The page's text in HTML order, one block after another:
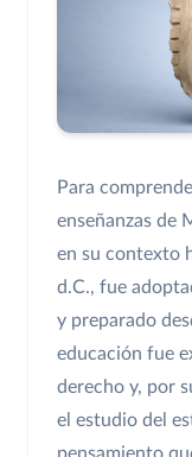
Para
enseñanzas de
en su contexto
d.C., fue
y preparado
educación fue
derecho y, por
el estudio del